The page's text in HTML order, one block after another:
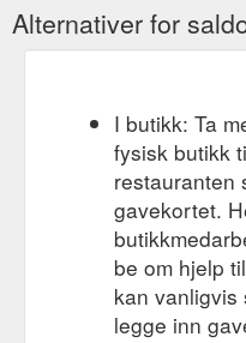
Alternativer for
I butikk: Ta
fysisk butikk
restauranten
gavekortet.
be om hjelp
kan vanligvis
legge inn